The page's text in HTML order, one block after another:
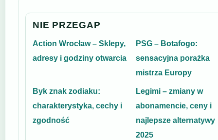
NIE PRZEGAP
Action Wrocław – Sklepy,
adresy i godziny otwarcia
PSG – Botafogo:
sensacyjna porażka
mistrza Europy
Byk znak zodiaku:
charakterystyka, cechy i
zgodność
Legimi – zmiany w
abonamencie, ceny i
najlepsze alternatywy
2025